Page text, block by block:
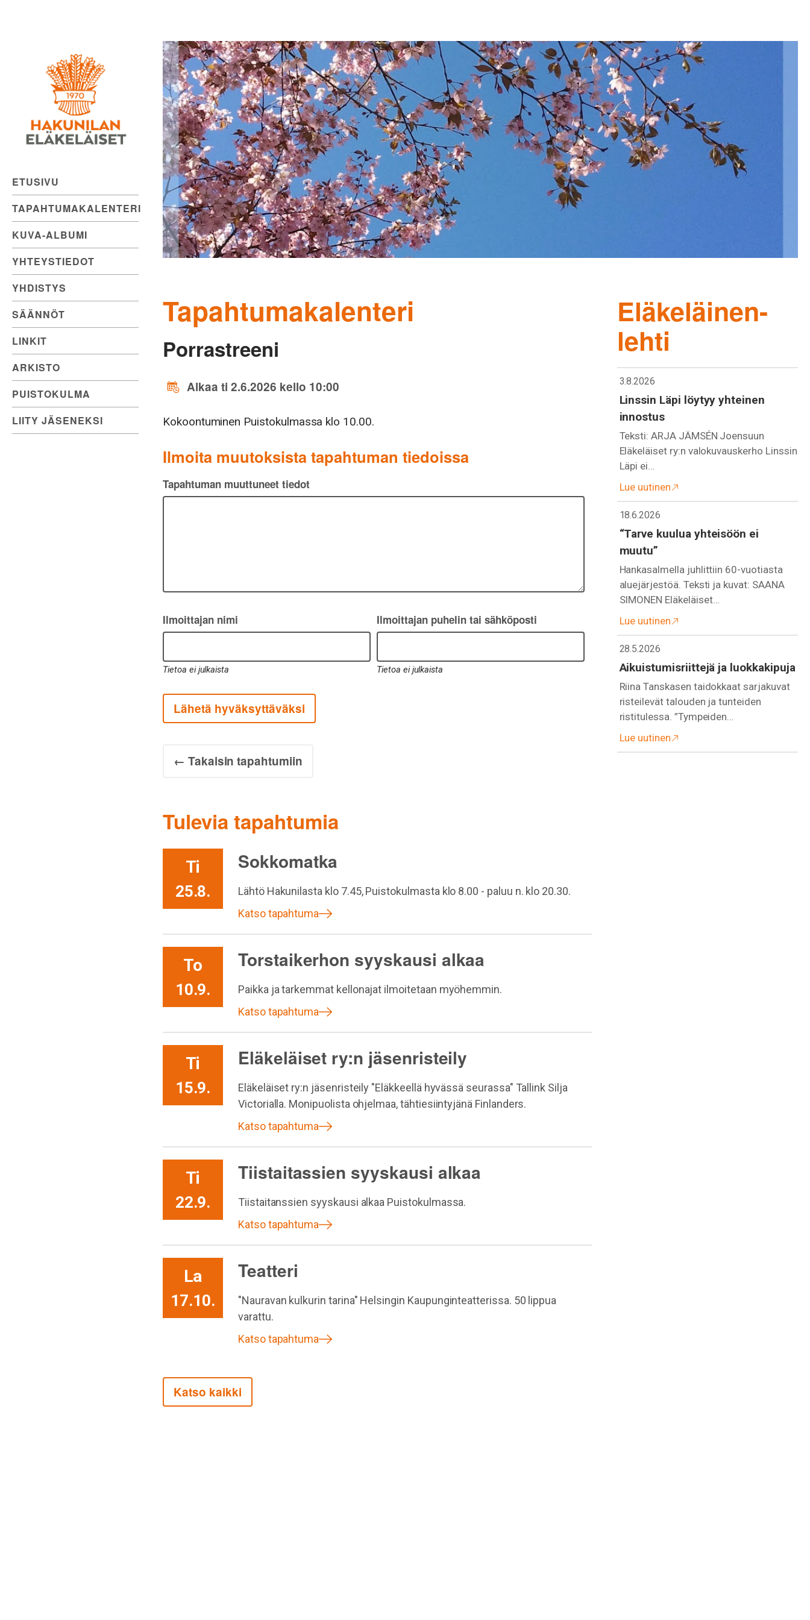
Eläkeläiset
ry
ETUSIVU
TAPAHTUMAKALENTERI
KUVA-ALBUMI
YHTEYSTIEDOT
YHDISTYS
SÄÄNNÖT
LINKIT
ARKISTO
PUISTOKULMA
LIITY JÄSENEKSI
Tapahtumakalenteri
Porrastreeni
Alkaa ti 2.6.2026 kello 10:00
Kokoontuminen Puistokulmassa klo 10.00.
Ilmoita muutoksista tapahtuman tiedoissa
Tapahtuman muuttuneet tiedot
Ilmoittajan nimi
Tietoa ei julkaista
Ilmoittajan puhelin tai sähköposti
Tietoa ei julkaista
Lähetä hyväksyttäväksi
← Takaisin tapahtumiin
Tulevia tapahtumia
Ti
25.8.
Sokkomatka
Lähtö Hakunilasta klo 7.45, Puistokulmasta klo 8.00 - paluu n. klo 20.30.
Katso tapahtuma
To
10.9.
Torstaikerhon syyskausi alkaa
Paikka ja tarkemmat kellonajat ilmoitetaan myöhemmin.
Katso tapahtuma
Ti
15.9.
Eläkeläiset ry:n jäsenristeily
Eläkeläiset ry:n jäsenristeily "Eläkkeellä hyvässä seurassa" Tallink Silja
Victorialla. Monipuolista ohjelmaa, tähtiesiintyjänä Finlanders.
Katso tapahtuma
Ti
22.9.
Tiistaitassien syyskausi alkaa
Tiistaitanssien syyskausi alkaa Puistokulmassa.
Katso tapahtuma
La
17.10.
Teatteri
"Nauravan kulkurin tarina" Helsingin Kaupunginteatterissa. 50 lippua
varattu.
Katso tapahtuma
Katso kaikki
Eläkeläinen-
lehti
3.8.2026
Linssin Läpi löytyy yhteinen
innostus
Teksti: ARJA JÄMSÉN Joensuun
Eläkeläiset ry:n valokuvauskerho Linssin
Läpi ei…
Lue uutinen
18.6.2026
“Tarve kuulua yhteisöön ei
muutu”
Hankasalmella juhlittiin 60-vuotiasta
aluejärjestöä. Teksti ja kuvat: SAANA
SIMONEN Eläkeläiset…
Lue uutinen
28.5.2026
Aikuistumisriittejä ja luokkakipuja
Riina Tanskasen taidokkaat sarjakuvat
risteilevät talouden ja tunteiden
ristitulessa. ”Tympeiden…
Lue uutinen